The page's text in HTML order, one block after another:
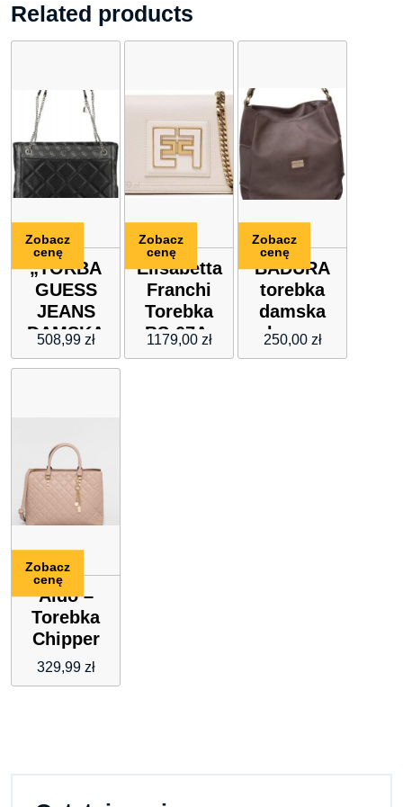
Related products
„TORBA
GUESS
JEANS
DAMSKA
CZARNA”
508,99 zł
Zobacz
cenę
Elisabetta
Franchi
Torebka
BS-07A-
26E2-V240
1179,00 zł
Zobacz
cenę
BADURA
torebka
damska
shopper
bag
250,00 zł
Zobacz
cenę
Aldo –
Torebka
Chipper
329,99 zł
Zobacz
cenę